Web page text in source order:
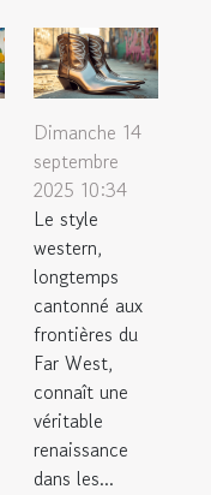
Dimanche 14
septembre
2025 10:34
Le style
western,
longtemps
cantonné aux
frontières du
Far West,
connaît une
véritable
renaissance
dans les...